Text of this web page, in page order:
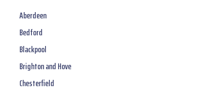
Aberdeen
Bedford
Blackpool
Brighton and Hove
Chesterfield